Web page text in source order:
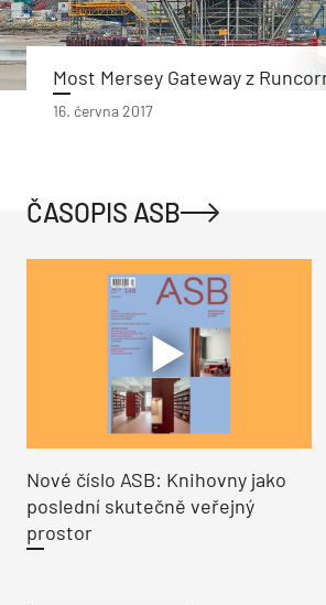
Most Mersey Gateway z
16. června 2017
ČASOPIS ASB
Nové číslo ASB: Knihovny jako
poslední skutečně veřejný
prostor